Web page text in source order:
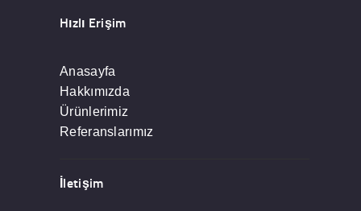
Hızlı Erişim
Anasayfa
Hakkımızda
Ürünlerimiz
Referanslarımız
İletişim